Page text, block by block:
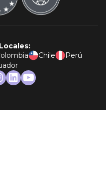
Chile
Perú